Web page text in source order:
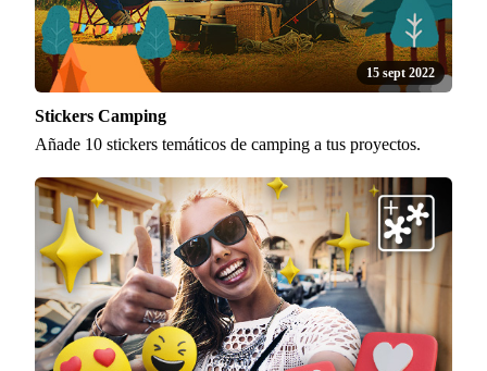
15 sept 2022
Stickers Camping
Añade 10 stickers temáticos de camping a tus proyectos.